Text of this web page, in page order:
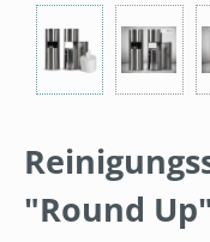
"Round Up"